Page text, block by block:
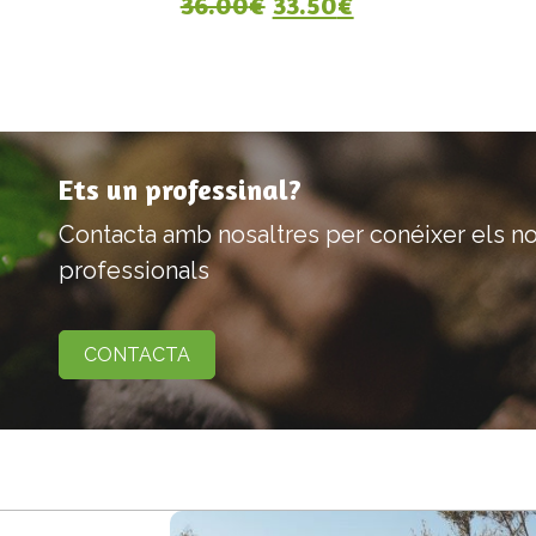
Más información
Ets un professinal?
Contacta amb nosaltres per conéixer els
professionals
CONTACTA